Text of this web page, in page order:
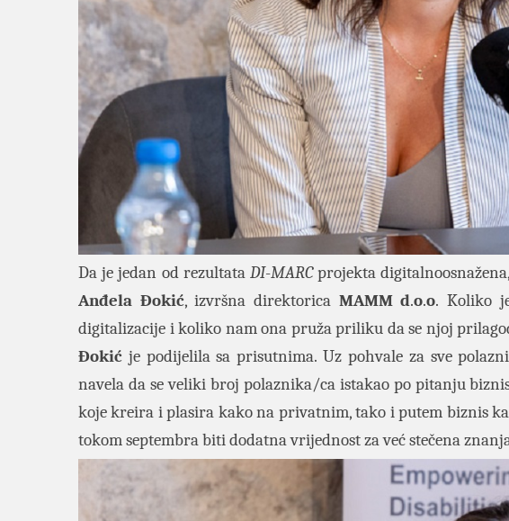
Da je jedan od rezultata DI-MARCprojekta
Anđela Đokić, izvršna direktorica MAMM d.o.o. Koliko
digitalizacije i koliko nam ona pruža priliku da se njoj
Đokić je podijelila sa prisutnima. Uz pohvale za sve
navela da se veliki broj polaznika/ca istakao po pitanju
koje kreira i plasira kako na privatnim, tako i putem biznis
tokom septembra biti dodatna vrijednost za već stečena